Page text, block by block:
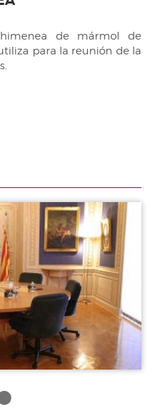
de mármol de
para la reunión de la